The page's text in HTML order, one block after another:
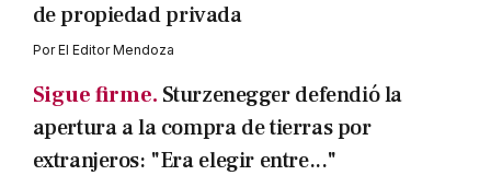
de propiedad privada
PorEl Editor Mendoza
Sigue firme. Sturzenegger defendió la
apertura a la compra de tierras por
extranjeros: "Era elegir entre..."